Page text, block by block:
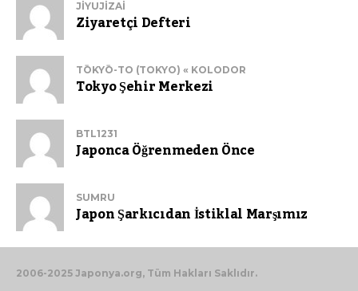
JIYUJIZAI
Ziyaretçi Defteri
TŌKYŌ-TO (TOKYO) « KOLODOR
Tokyo Şehir Merkezi
BTL1231
Japonca Öğrenmeden Önce
SUMRU
Japon Şarkıcıdan İstiklal Marşımız
2006-2025 Japonya.org, Tüm Hakları Saklıdır.